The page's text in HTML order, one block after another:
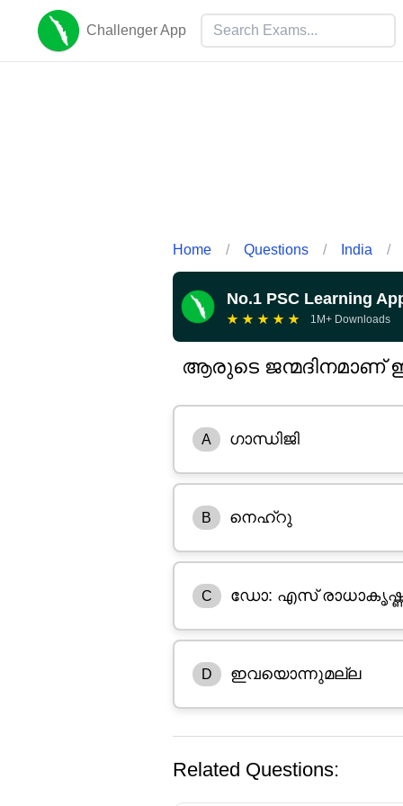
Challenger App
Home / Questions / India /
No.1 PSC Learning
★ ★ ★ ★ ★ 1M+ Downloads
ആരുടെ ജന്മദിനമാണ്
A ഗാന്ധിജി
B നെഹ്റു
C ഡോ: എസ്
D ഇവയൊന്നുമല്ല
Related Questions: